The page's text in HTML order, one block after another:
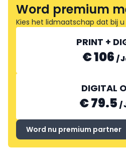
Word premium
Kies het lidmaatschap dat bij
PRINT +
€ 106 /
DIGITAL
€ 79.5 /
Word nu premium partner